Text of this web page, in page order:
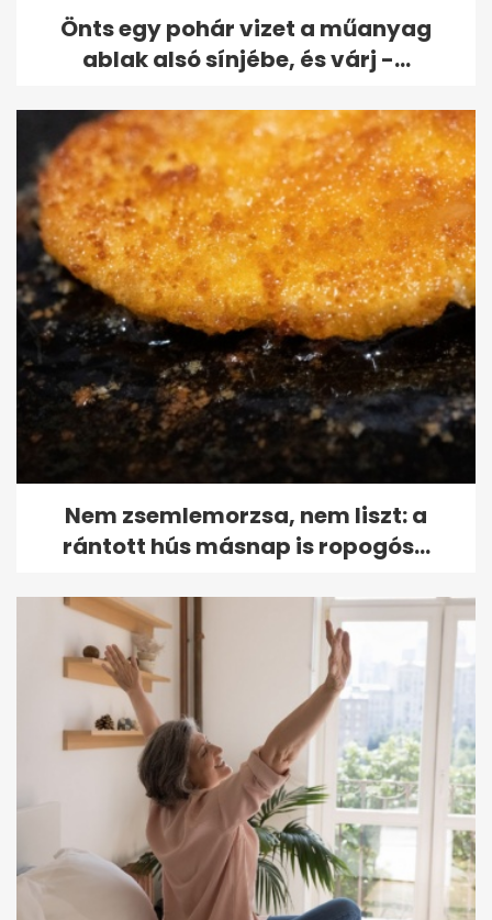
Önts egy pohár vizet a műanyag
ablak alsó sínjébe, és várj -...
Nem zsemlemorzsa, nem liszt: a
rántott hús másnap is ropogós...